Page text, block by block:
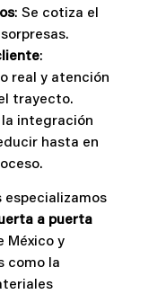
: Se cotiza el
:
real y atención
trayecto.
la integración
hasta en
especializamos
a puerta
México y
como la